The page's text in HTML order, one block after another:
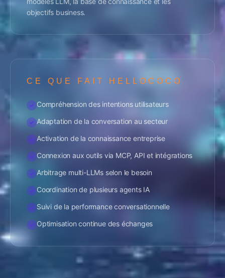
objectifs business.
CE QUE FAIT HELLOCOCO
✓ Compréhension des intentions utilisateurs
✓ Adaptation de la conversation au secteur
✓ Activation de la connaissance entreprise
✓ Connexion aux outils via MCP, API et intégrations
✓ Arbitrage multi-LLMs selon le besoin
✓ Coordination de plusieurs agents IA
✓ Suivi de la performance conversationnelle
✓ Optimisation continue des échanges